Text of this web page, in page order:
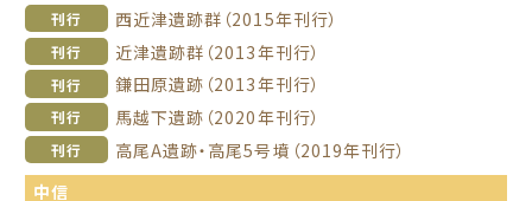
刊行 西近津遺跡群（2015年刊行）
刊行 近津遺跡群（2013年刊行）
刊行 鎌田原遺跡（2013年刊行）
刊行 馬越下遺跡（2020年刊行）
刊行
高尾A遺跡・高尾5号墳（2019年刊行）
中信